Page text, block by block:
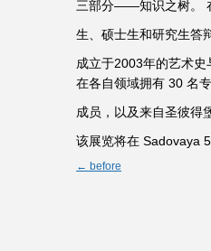
三部分——知识之树。
生、硕士生和研究生答
成立于2003年的艺术
在各自领域拥有 30 名
成员，以及来自圣彼得
该展览将在 Sadovaya
← before